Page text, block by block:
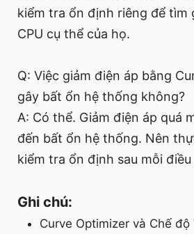
kiểm tra ổn định riêng để tìm
CPU cụ thể của họ.
Q: Việc giảm điện áp bằng
gây bất ổn hệ thống không?
A: Có thể. Giảm điện áp quá
đến bất ổn hệ thống. Nên
kiểm tra ổn định sau mỗi
Ghi chú:
Curve Optimizer và Chế độ